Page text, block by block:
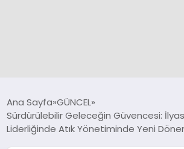
SPOR
Ana Sayfa GÜNCEL
Sürdürülebilir Geleceğin Güvencesi:
Liderliğinde Atık Yönetiminde Yeni